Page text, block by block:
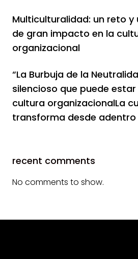
Multiculturalidad: un reto
de gran impacto en la
organizacional
“La Burbuja de la
silencioso que puede
cultura organizacionalLa
transforma desde adentro
recent comments
No comments to show.